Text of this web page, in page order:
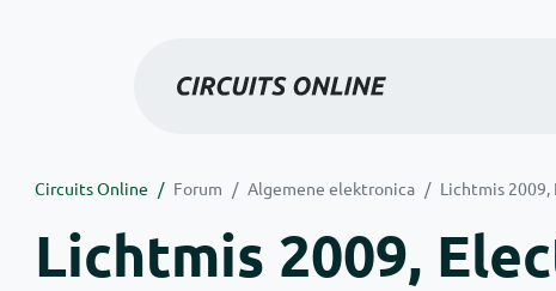
Circuits Online Forum Algemene elektronica Lichtmis 2009,
Lichtmis 2009,